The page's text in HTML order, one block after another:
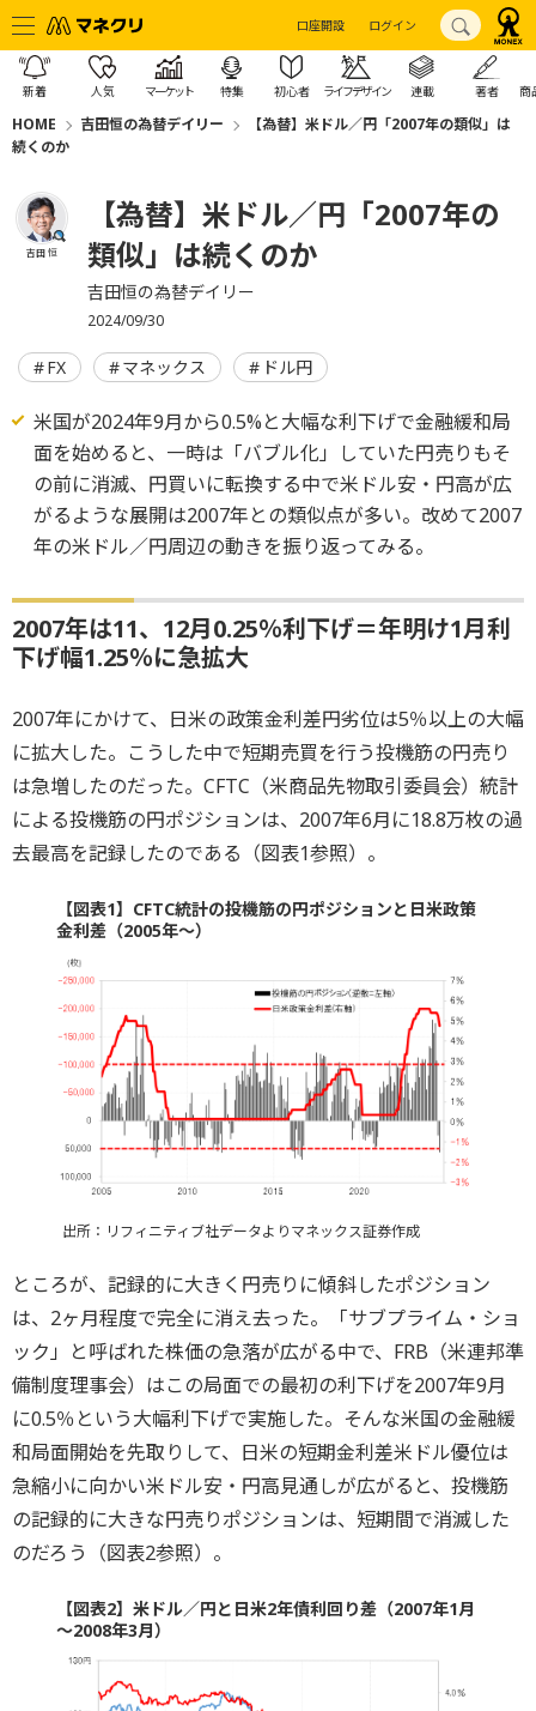
口座開設 ログイン
新着 人気 マーケット 特集 初心者 ライフデザイン 連載 著者 商
HOME 吉田恒の為替デイリー
【為替】米ドル／円「2007年の類似」は
続くのか
吉田 恒
【為替】米ドル／円「2007年の
類似」は続くのか
吉田恒の為替デイリー
2024/09/30
FX マネックス ドル円
米国が2024年9月から0.5%と大幅な利下げで金融緩和局
面を始めると、一時は「バブル化」していた円売りもそ
の前に消滅、円買いに転換する中で米ドル安・円高が広
がるような展開は2007年との類似点が多い。改めて2007
年の米ドル／円周辺の動きを振り返ってみる。
2007年は11、12月0.25％利下げ＝年明け1月利
下げ幅1.25％に急拡大
2007年にかけて、日米の政策金利差円劣位は5％以上の大幅
に拡大した。こうした中で短期売買を行う投機筋の円売り
は急増したのだった。CFTC（米商品先物取引委員会）統計
による投機筋の円ポジションは、2007年6月に18.8万枚の過
去最高を記録したのである（図表1参照）。
【図表1】CFTC統計の投機筋の円ポジションと日米政策
金利差（2005年～）
出所：リフィニティブ社データよりマネックス証券作成
ところが、記録的に大きく円売りに傾斜したポジション
は、2ヶ月程度で完全に消え去った。「サブプライム・ショ
ック」と呼ばれた株価の急落が広がる中で、FRB（米連邦準
備制度理事会）はこの局面での最初の利下げを2007年9月
に0.5％という大幅利下げで実施した。そんな米国の金融緩
和局面開始を先取りして、日米の短期金利差米ドル優位は
急縮小に向かい米ドル安・円高見通しが広がると、投機筋
の記録的に大きな円売りポジションは、短期間で消滅した
のだろう（図表2参照）。
【図表2】米ドル／円と日米2年債利回り差（2007年1月
～2008年3月）